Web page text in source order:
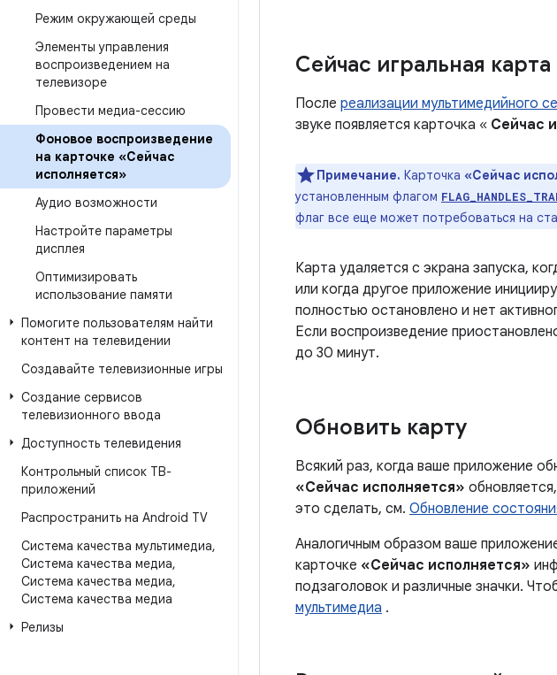
Режим окружающей среды
Элементы управления
воспроизведением на
телевизоре
Провести медиа-сессию
Фоновое воспроизведение
на карточке «Сейчас
исполняется»
Аудио возможности
Настройте параметры
дисплея
Оптимизировать
использование памяти
Помогите пользователям найти
контент на телевидении
Создавайте телевизионные игры
Создание сервисов
телевизионного ввода
Доступность телевидения
Контрольный список ТВ-
приложений
Распространить на Android TV
Система качества мультимедиа,
Система качества медиа,
Система качества медиа,
Система качества медиа
Релизы
Сейчас игральная карта
После реализации мультимедийного
звуке появляется карточка « Сейчас
Примечание. Карточка «Сейчас
установленным флагом
флаг все еще может потребоваться на
Карта удаляется с экрана запуска,
или когда другое приложение
полностью остановлено и нет
Если воспроизведение
до 30 минут.
Обновить карту
Всякий раз, когда ваше приложение
«Сейчас исполняется»
это сделать, см. Обновление
Аналогичным образом ваше
карточке «Сейчас исполняется»
подзаголовок и различные значки.
мультимедиа .